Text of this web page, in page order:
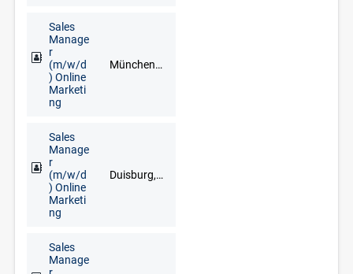
Sales
Manage
r
(m/w/d
) Online
Marketi
ng
München, Neuburg an der Donau, Schrobenhausen
Sales
Manage
r
(m/w/d
) Online
Marketi
ng
Duisburg, Düsseldorf, Erkelenz, Kleve, Krefeld, Mönchengladbach, Mülheim an der Ruhr, Wesel, Wuppertal
Sales
Manage